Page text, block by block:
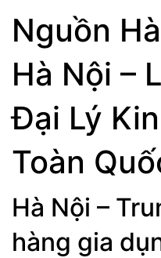
Nguồn
Hà Nội –
Đại Lý
Toàn
Hà Nội –
hàng gia